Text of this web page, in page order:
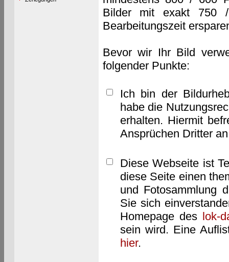
Bilder mit exakt 750
Bearbeitungszeit
Bevor wir Ihr Bild
folgender Punkte:
Ich bin der
habe die
erhalten. Hiermit
Ansprüchen Dritter
Diese Webseite ist
diese Seite einen
und Fotosammlung
Sie sich
Homepage des lok-
sein wird. Eine
hier.